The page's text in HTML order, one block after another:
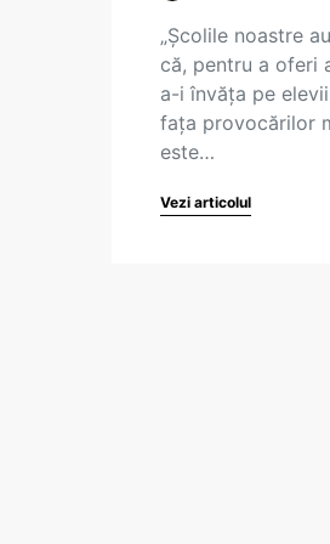
„Școlile noastre
că, pentru a oferi
a-i învăța pe
fața provocărilor
este…
Vezi articolul